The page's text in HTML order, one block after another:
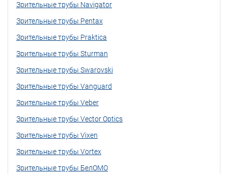
Зрительные трубы Navigator
Зрительные трубы Pentax
Зрительные трубы Praktica
Зрительные трубы Sturman
Зрительные трубы Swarovski
Зрительные трубы Vanguard
Зрительные трубы Veber
Зрительные трубы Vector Optics
Зрительные трубы Vixen
Зрительные трубы Vortex
Зрительные трубы БелОМО